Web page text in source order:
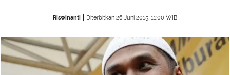
Riswinanti Diterbitkan 26 Juni 2015, 11:00 WIB